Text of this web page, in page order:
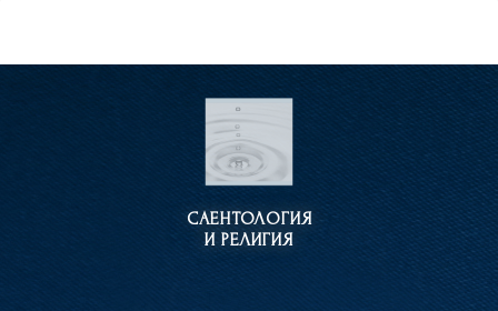
САЕНТОЛОГИЯ
И РЕЛИГИЯ